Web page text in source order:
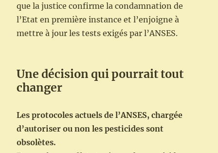
que la justice confirme la condamnation de
l’Etat en première instance et l’enjoigne à
mettre à jour les tests exigés par l’ANSES.
Une décision qui pourrait tout
changer
Les protocoles actuels de l’ANSES, chargée
d’autoriser ou non les pesticides sont
obsolètes.